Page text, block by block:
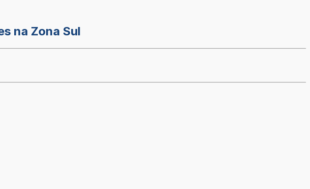
na Zona Sul